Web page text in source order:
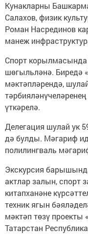
Кунакларны
Салахов, физик
Роман Насрединов
манеж
Спорт
шөгыльләнә. Биредә
мәктәпләрендә,
үткәрелә.
Делегация шулай ук
дә булды. Мәгариф
полилингваль
Экскурсия
актлар залын, спорт
китапханәне
техник ягын
мәктәп төзү
Татарстан